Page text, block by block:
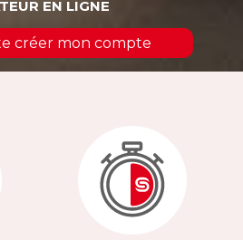
EN LIGNE
créer mon compte